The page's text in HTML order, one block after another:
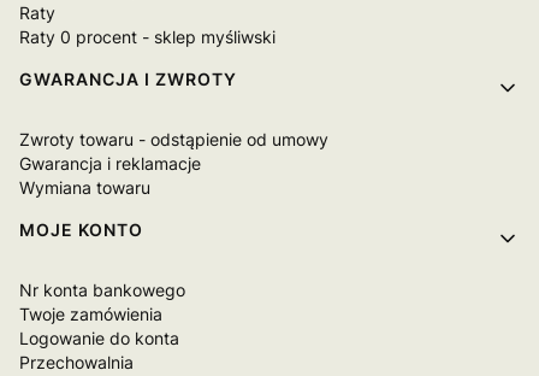
Raty
Raty 0 procent - sklep myśliwski
GWARANCJA I ZWROTY
Zwroty towaru - odstąpienie od umowy
Gwarancja i reklamacje
Wymiana towaru
MOJE KONTO
Nr konta bankowego
Twoje zamówienia
Logowanie do konta
Przechowalnia